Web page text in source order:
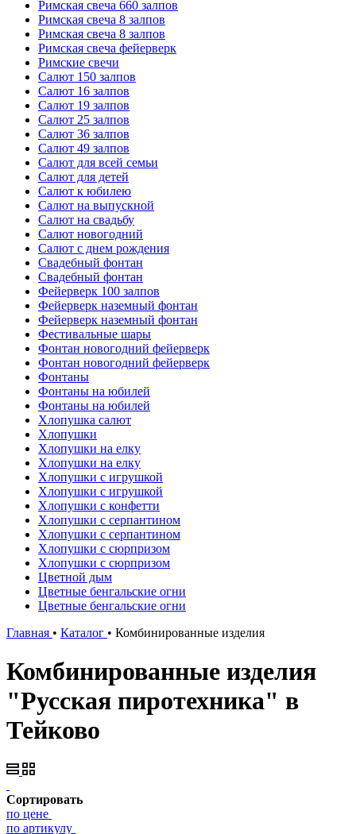
Римская свеча 660 залпов
Римская свеча 8 залпов
Римская свеча 8 залпов
Римская свеча фейерверк
Римские свечи
Салют 150 залпов
Салют 16 залпов
Салют 19 залпов
Салют 25 залпов
Салют 36 залпов
Салют 49 залпов
Салют для всей семьи
Салют для детей
Салют к юбилею
Салют на выпускной
Салют на свадьбу
Салют новогодний
Салют с днем рождения
Свадебный фонтан
Свадебный фонтан
Фейерверк 100 залпов
Фейерверк наземный фонтан
Фейерверк наземный фонтан
Фестивальные шары
Фонтан новогодний фейерверк
Фонтан новогодний фейерверк
Фонтаны
Фонтаны на юбилей
Фонтаны на юбилей
Хлопушка салют
Хлопушки
Хлопушки на елку
Хлопушки на елку
Хлопушки с игрушкой
Хлопушки с игрушкой
Хлопушки с конфетти
Хлопушки с серпантином
Хлопушки с серпантином
Хлопушки с сюрпризом
Хлопушки с сюрпризом
Цветной дым
Цветные бенгальские огни
Цветные бенгальские огни
Главная • Каталог • Комбинированные изделия
Комбинированные изделия
"Русская пиротехника" в
Тейково
Сортировать
по цене
по артикулу